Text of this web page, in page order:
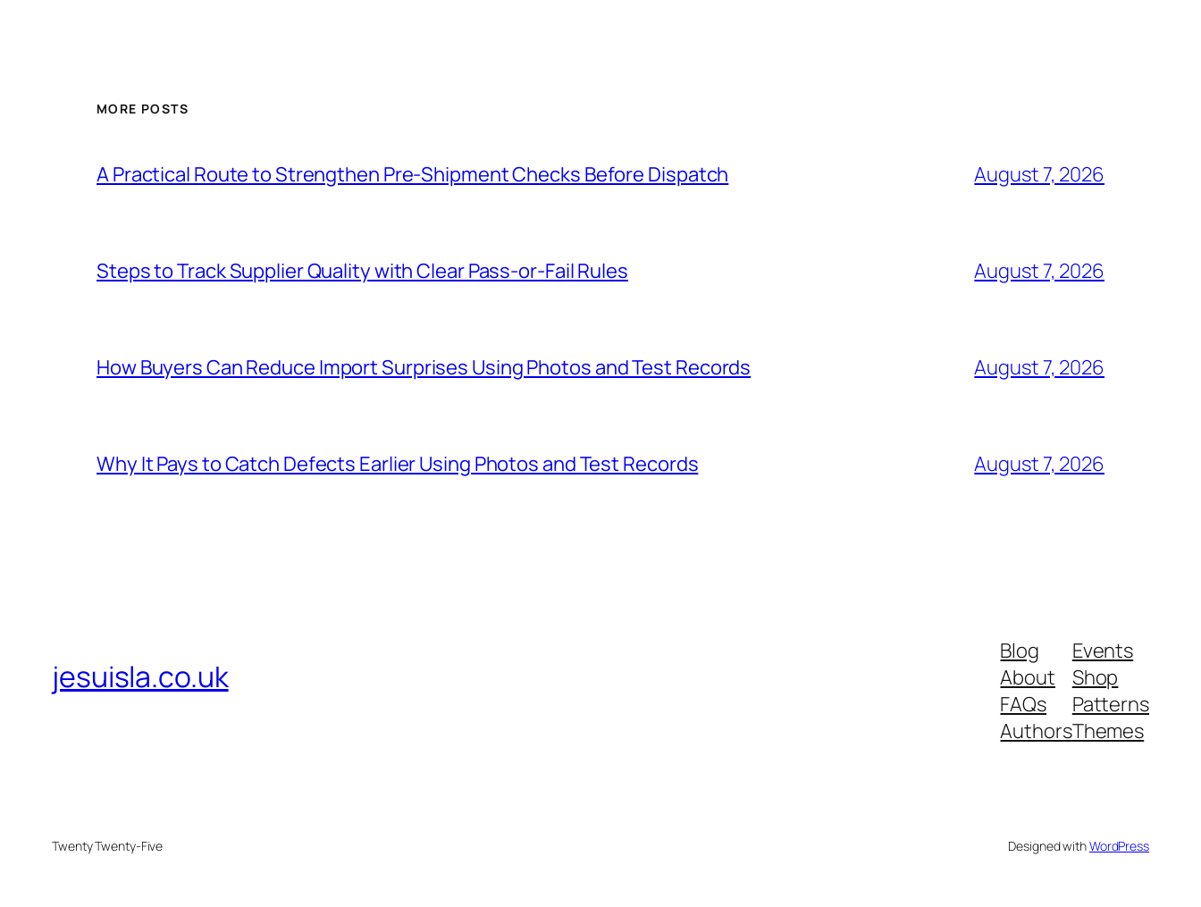
MORE POSTS
A Practical Route to Strengthen Pre-Shipment Checks Before Dispatch August 7, 2026
Steps to Track Supplier Quality with Clear Pass-or-Fail Rules August 7, 2026
How Buyers Can Reduce Import Surprises Using Photos and Test Records August 7, 2026
Why It Pays to Catch Defects Earlier Using Photos and Test Records August 7, 2026
jesuisla.co.uk
Blog
About
FAQs
Authors
Events
Shop
Patterns
Themes
Twenty Twenty-Five Designed withWordPress